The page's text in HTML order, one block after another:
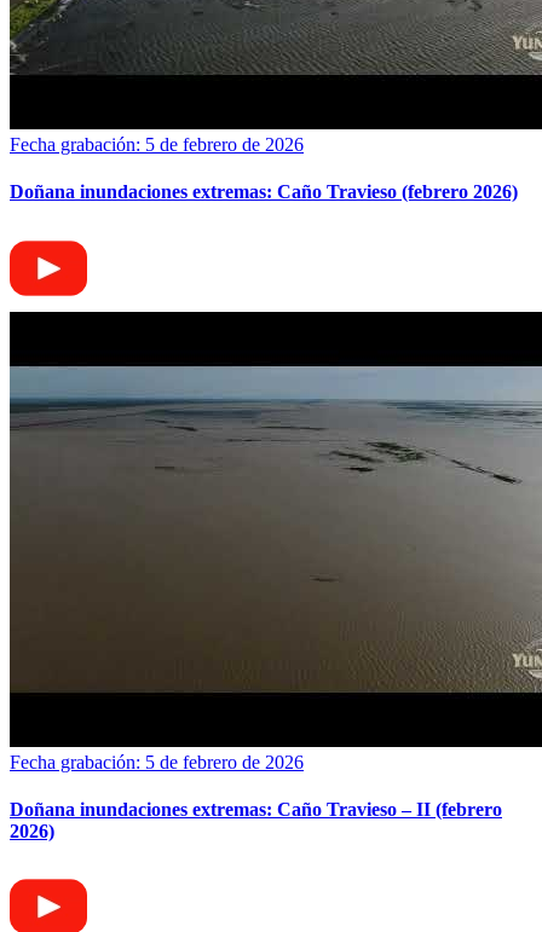
Fecha grabación: 5 de febrero de 2026
Doñana inundaciones extremas: Caño Travieso (febrero 2026)
Fecha grabación: 5 de febrero de 2026
Doñana inundaciones extremas: Caño Travieso – II (febrero
2026)